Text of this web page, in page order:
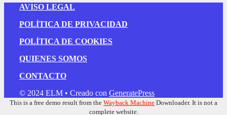
AVISO LEGAL
POLÍTICA DE PRIVACIDAD
POLÍTICA DE COOKIES
QUIENES SOMOS
CONTACTO
© 2024 ELM • Creado con GeneratePress
This is a free demo result from the Wayback Machine Downloader. It is not a
complete website.